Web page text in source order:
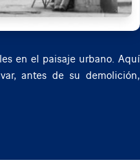
vehicular a gasolina con el